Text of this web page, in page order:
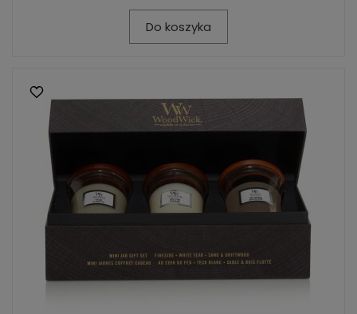
Do koszyka